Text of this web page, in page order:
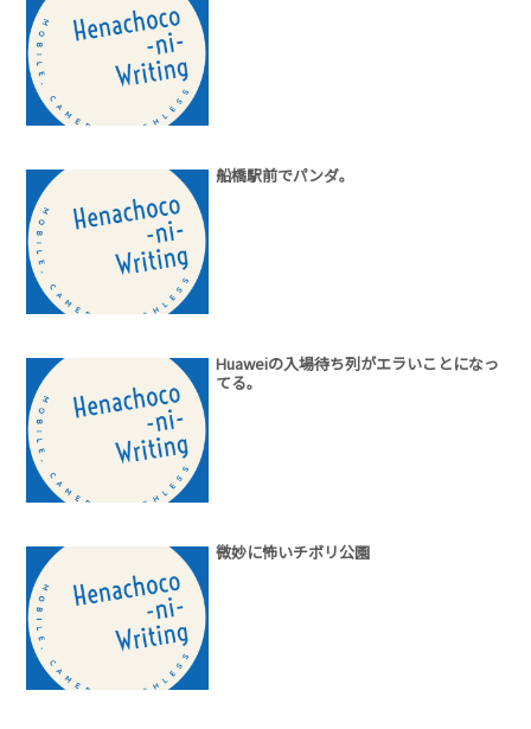
船橋駅前でパンダ。
Huaweiの入場待ち列がエラいことになっ
てる。
微妙に怖いチボリ公園